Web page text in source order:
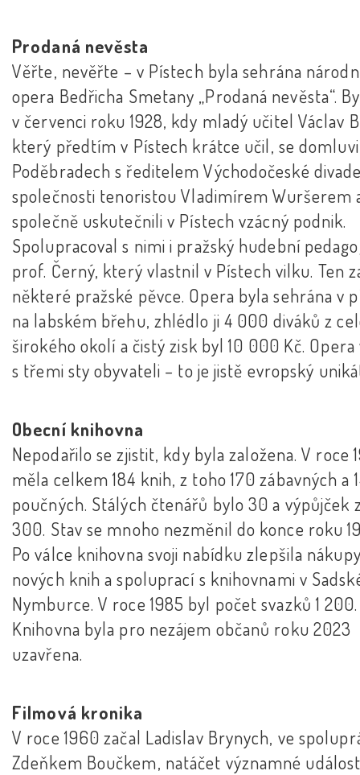
Prodaná nevěsta
Věřte, nevěřte – v Pístech byla sehrána
opera Bedřicha Smetany „Prodaná nevěsta“.
v červenci roku 1928, kdy mladý učitel Václav
který předtím v Pístech krátce učil, se
Poděbradech s ředitelem Východočeské
společnosti tenoristou Vladimírem Wuršerem
společně uskutečnili v Pístech vzácný podnik.
Spolupracoval s nimi i pražský hudební
prof. Černý, který vlastnil v Pístech vilku. Ten
některé pražské pěvce. Opera byla sehrána v
na labském břehu, zhlédlo ji 4 000 diváků z
širokého okolí a čistý zisk byl 10 000 Kč. Opera
s třemi sty obyvateli – to je jistě evropský
Obecní knihovna
Nepodařilo se zjistit, kdy byla založena. V roce
měla celkem 184 knih, z toho 170 zábavných a
poučných. Stálých čtenářů bylo 30 a výpůjček
300. Stav se mnoho nezměnil do konce roku
Po válce knihovna svoji nabídku zlepšila
nových knih a spoluprací s knihovnami v
Nymburce. V roce 1985 byl počet svazků 1 200.
Knihovna byla pro nezájem občanů roku 2023
uzavřena.
Filmová kronika
V roce 1960 začal Ladislav Brynych, ve
Zdeňkem Boučkem, natáčet významné